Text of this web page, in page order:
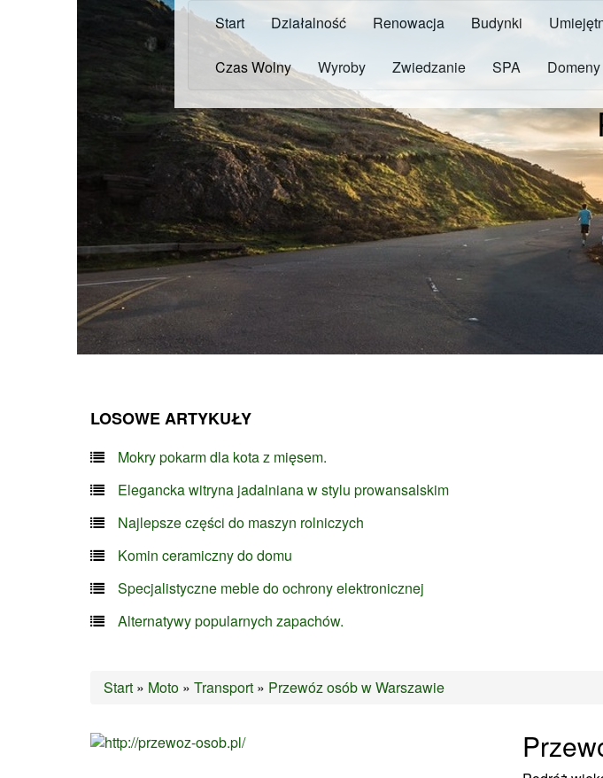
Start Działalność Renowacja Budynki
Czas Wolny Wyroby Zwiedzanie SPA Domeny
LOSOWE ARTYKUŁY
Mokry pokarm dla kota z mięsem.
Elegancka witryna jadalniana w stylu prowansalskim
Najlepsze części do maszyn rolniczych
Komin ceramiczny do domu
Specjalistyczne meble do ochrony elektronicznej
Alternatywy popularnych zapachów.
Start » Moto » Transport » Przewóz osób w Warszawie